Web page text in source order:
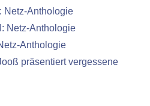
Netz-Anthologie
Netz-Anthologie
Anthologie
präsentiert vergessene